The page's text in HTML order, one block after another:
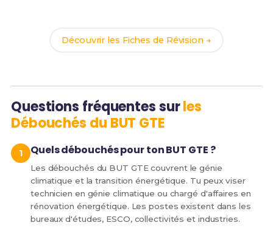
Découvrir les Fiches de Révision →
Questions fréquentes surles
Débouchés du BUT GTE
Quels débouchés pour ton BUT GTE ?
Les débouchés du BUT GTE couvrent le génie
climatique et la transition énergétique. Tu peux viser
technicien en génie climatique ou chargé d'affaires en
rénovation énergétique. Les postes existent dans les
bureaux d'études, ESCO, collectivités et industries.